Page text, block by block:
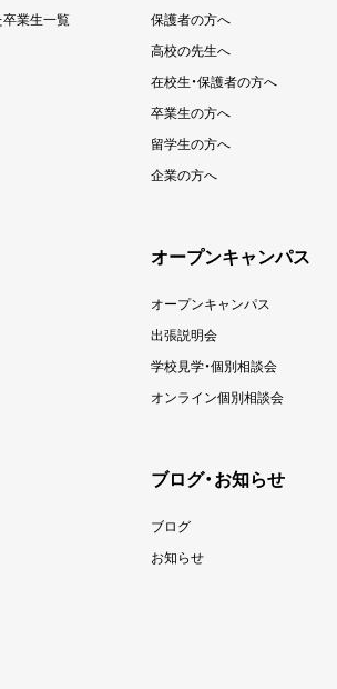
業生一覧
保護者の方へ
高校の先生へ
在校生・保護者の方へ
卒業生の方へ
留学生の方へ
企業の方へ
オープンキャンパス
オープンキャンパス
出張説明会
学校見学・個別相談会
オンライン個別相談会
ブログ・お知らせ
ブログ
お知らせ